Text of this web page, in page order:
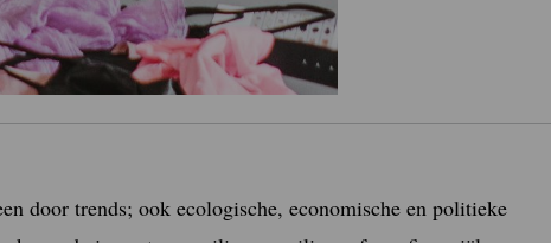
door trends; ook ecologische, economische en politieke